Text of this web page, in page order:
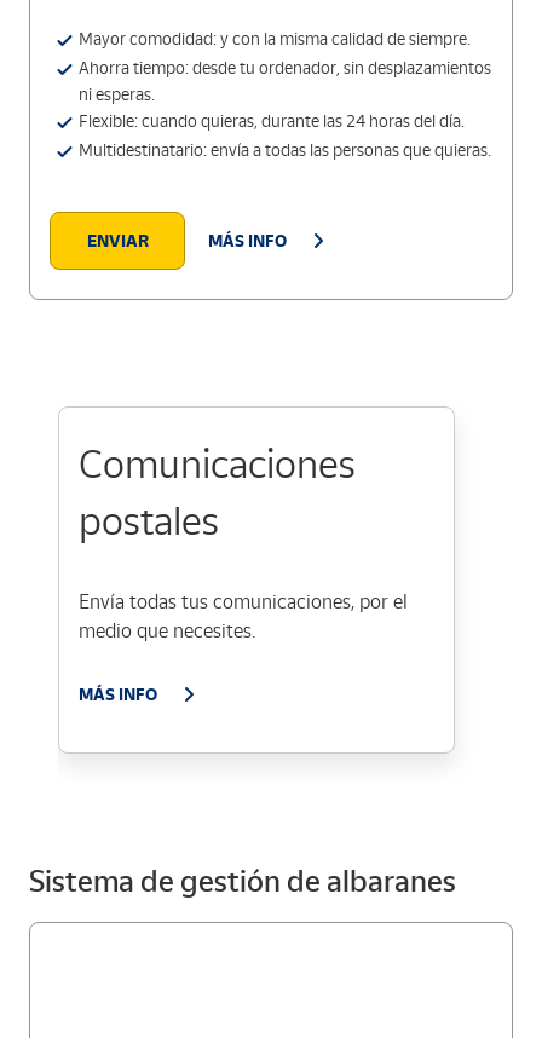
Mayor comodidad: y con la misma calidad de siempre.
Ahorra tiempo: desde tu ordenador, sin desplazamientos
ni esperas.
Flexible: cuando quieras, durante las 24 horas del día.
Multidestinatario: envía a todas las personas que quieras.
ENVIAR MÁS INFO
Comunicaciones
postales
Envía todas tus comunicaciones, por el
medio que necesites.
MÁS INFO
Sistema de gestión de albaranes